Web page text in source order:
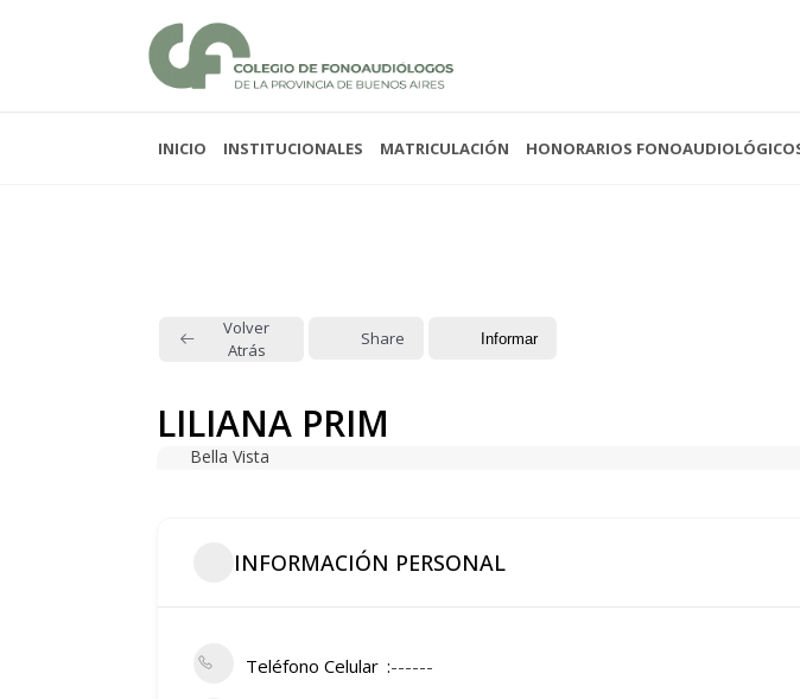
Lunes a viernes 08:00 - 13:00
(0221) 422-
INICIO INSTITUCIONALES MATRICULACIÓN HONORARIOS
Volver
Atrás
Share Informar
LILIANA PRIM
Bella Vista
INFORMACIÓN PERSONAL
Teléfono Celular ------